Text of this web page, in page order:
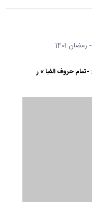
1401
-تمام حروف الفبا » ر